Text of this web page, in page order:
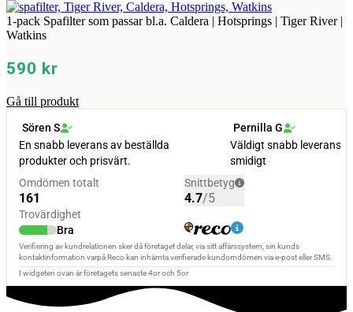
1-pack Spafilter som passar bl.a. Caldera | Hotsprings | Tiger River |
Watkins
590 kr
Gå till produkt